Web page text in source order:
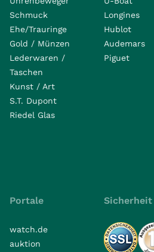
Schmuck
Ehe/Trauringe
Gold / Münzen
Lederwaren /
Taschen
Kunst / Art
S.T. Dupont
Riedel Glas
Longines
Hublot
Audemars
Piguet
Portale
watch.de
auktion
Sicherheit